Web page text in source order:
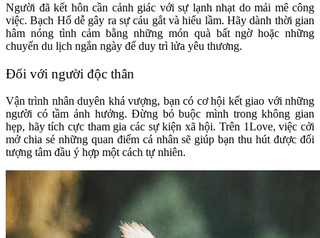
Người đã kết hôn cần cảnh giác với sự lạnh nhạt do mải mê công
việc. Bạch Hổ dễ gây ra sự cáu gắt và hiểu lầm. Hãy dành thời gian
hâm nóng tình cảm bằng những món quà bất ngờ hoặc những
chuyến du lịch ngắn ngày để duy trì lửa yêu thương.
Đối với người độc thân
Vận trình nhân duyên khá vượng, bạn có cơ hội kết giao với những
người có tầm ảnh hưởng. Đừng bó buộc mình trong không gian
hẹp, hãy tích cực tham gia các sự kiện xã hội. Trên 1Love, việc cởi
mở chia sẻ những quan điểm cá nhân sẽ giúp bạn thu hút được đối
tượng tâm đầu ý hợp một cách tự nhiên.